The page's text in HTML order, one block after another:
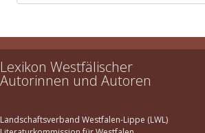
Lexikon Westfälischer
Autorinnen und Autoren
Landschaftsverband Westfalen-Lippe (LWL)